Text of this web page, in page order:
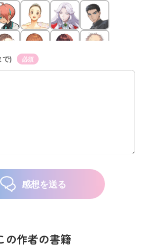
で) 必須
感想を送る
の作者の書籍